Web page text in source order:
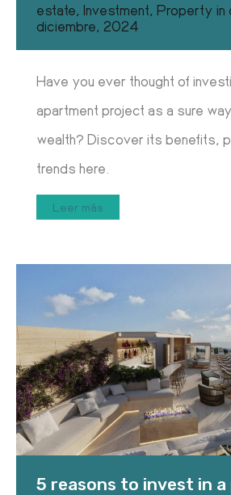
estate, Investment, Property in
diciembre, 2024
Have you ever thought of
apartment project as a sure
wealth? Discover its benefits,
trends here.
Leer más
5 reasons to invest in